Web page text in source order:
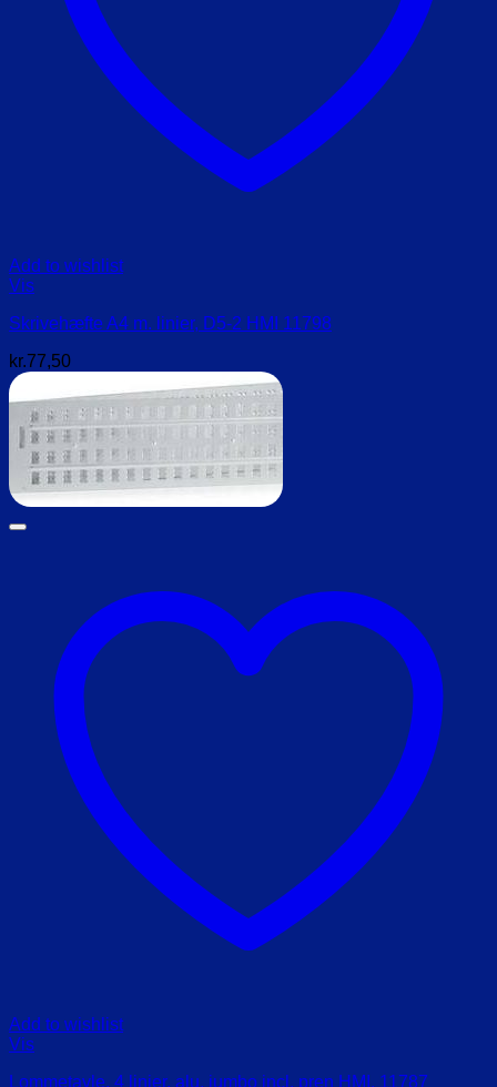
Add to wishlist
Vis
Skrivehæfte A4 m. linier, D5-2 HMI 11798
kr.77,50
Add to wishlist
Vis
Lommetavle, 4 linier, alu, jumbo incl. pren HMI. 11787